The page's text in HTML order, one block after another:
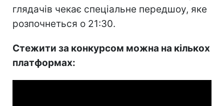
глядачів чекає спеціальне передшоу, яке
розпочнеться о 21:30.
Стежити за конкурсом можна на кількох
платформах: